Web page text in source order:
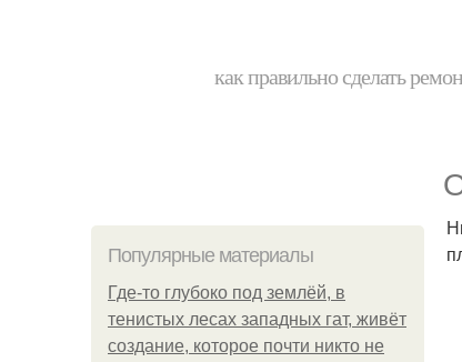
как правильно сделать
Популярные материалы
Где-то глубоко под землёй, в
тенистых лесах западных гат, живёт
создание, которое почти никто не